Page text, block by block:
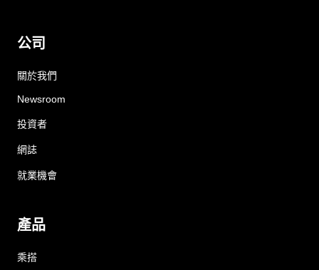
公司
關於我們
Newsroom
投資者
網誌
就業機會
產品
乘搭